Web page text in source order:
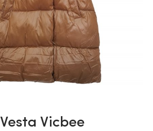
Vesta Vicbee